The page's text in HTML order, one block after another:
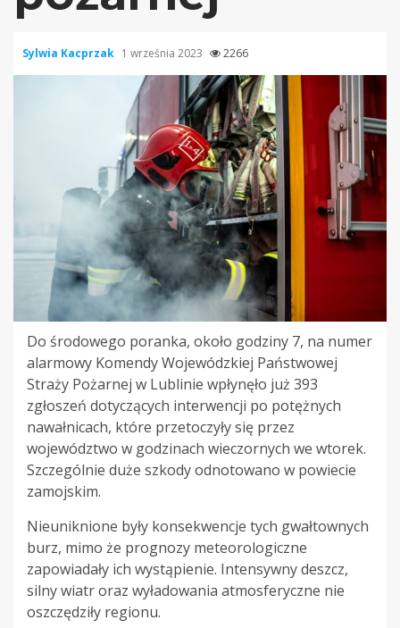
Sylwia Kacprzak 1 września 2023 2266
Do środowego poranka, około godziny 7, na numer
alarmowy Komendy Wojewódzkiej Państwowej
Straży Pożarnej w Lublinie wpłynęło już 393
zgłoszeń dotyczących interwencji po potężnych
nawałnicach, które przetoczyły się przez
województwo w godzinach wieczornych we wtorek.
Szczególnie duże szkody odnotowano w powiecie
zamojskim.
Nieuniknione były konsekwencje tych gwałtownych
burz, mimo że prognozy meteorologiczne
zapowiadały ich wystąpienie. Intensywny deszcz,
silny wiatr oraz wyładowania atmosferyczne nie
oszczędziły regionu.